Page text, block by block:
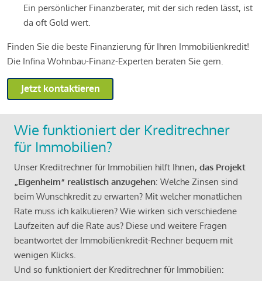
Ein persönlicher Finanzberater, mit der sich reden lässt, ist
da oft Gold wert.
Finden Sie die beste Finanzierung für Ihren Immobilienkredit!
Die Infina Wohnbau-Finanz-Experten beraten Sie gern.
Jetzt kontaktieren
Wie funktioniert der Kreditrechner
für Immobilien?
Unser Kreditrechner für Immobilien hilft Ihnen, das Projekt
„Eigenheim“ realistisch anzugehen: Welche Zinsen sind
beim Wunschkredit zu erwarten? Mit welcher monatlichen
Rate muss ich kalkulieren? Wie wirken sich verschiedene
Laufzeiten auf die Rate aus? Diese und weitere Fragen
beantwortet der Immobilienkredit-Rechner bequem mit
wenigen Klicks.
Und so funktioniert der Kreditrechner für Immobilien: